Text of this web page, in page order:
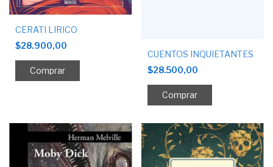
CERATI LIRICO
$28.900,00
CUENTOS INQUIETANTES
$28.500,00